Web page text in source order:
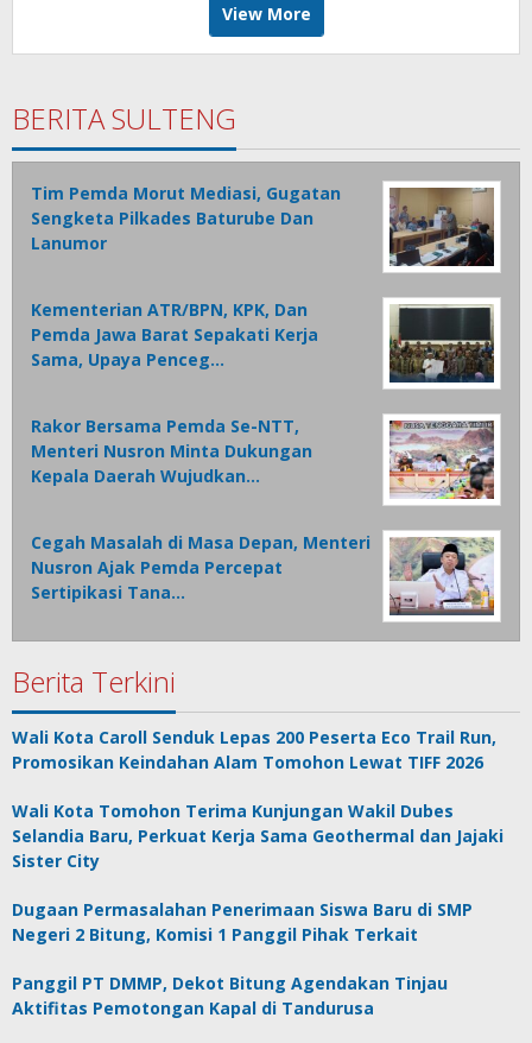
View More
BERITA SULTENG
Tim Pemda Morut Mediasi, Gugatan
Sengketa Pilkades Baturube Dan
Lanumor
Kementerian ATR/BPN, KPK, Dan
Pemda Jawa Barat Sepakati Kerja
Sama, Upaya Penceg…
Rakor Bersama Pemda Se-NTT,
Menteri Nusron Minta Dukungan
Kepala Daerah Wujudkan…
Cegah Masalah di Masa Depan, Menteri
Nusron Ajak Pemda Percepat
Sertipikasi Tana…
Berita Terkini
Wali Kota Caroll Senduk Lepas 200 Peserta Eco Trail Run,
Promosikan Keindahan Alam Tomohon Lewat TIFF 2026
Wali Kota Tomohon Terima Kunjungan Wakil Dubes
Selandia Baru, Perkuat Kerja Sama Geothermal dan Jajaki
Sister City
Dugaan Permasalahan Penerimaan Siswa Baru di SMP
Negeri 2 Bitung, Komisi 1 Panggil Pihak Terkait
Panggil PT DMMP, Dekot Bitung Agendakan Tinjau
Aktifitas Pemotongan Kapal di Tandurusa